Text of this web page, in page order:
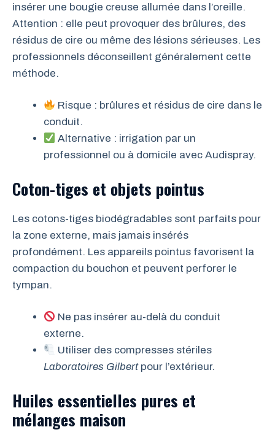
insérer une bougie creuse allumée dans l’oreille.
Attention : elle peut provoquer des brûlures, des
résidus de cire ou même des lésions sérieuses. Les
professionnels déconseillent généralement cette
méthode.
Risque : brûlures et résidus de cire dans le
conduit.
Alternative : irrigation par un
professionnel ou à domicile avec Audispray.
Coton-tiges et objets pointus
Les cotons-tiges biodégradables sont parfaits pour
la zone externe, mais jamais insérés
profondément. Les appareils pointus favorisent la
compaction du bouchon et peuvent perforer le
tympan.
Ne pas insérer au-delà du conduit
externe.
Utiliser des compresses stériles
Laboratoires Gilbertpour l’extérieur.
Huiles essentielles pures et
mélanges maison